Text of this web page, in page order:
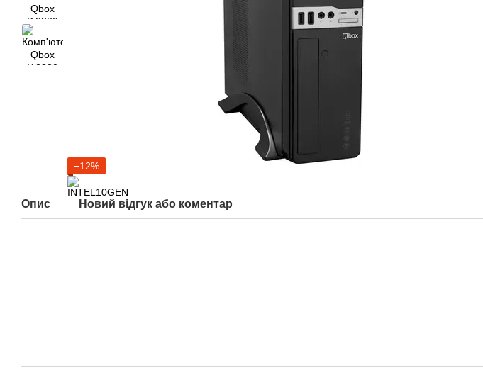
−12%
Опис Новий відгук або коментар